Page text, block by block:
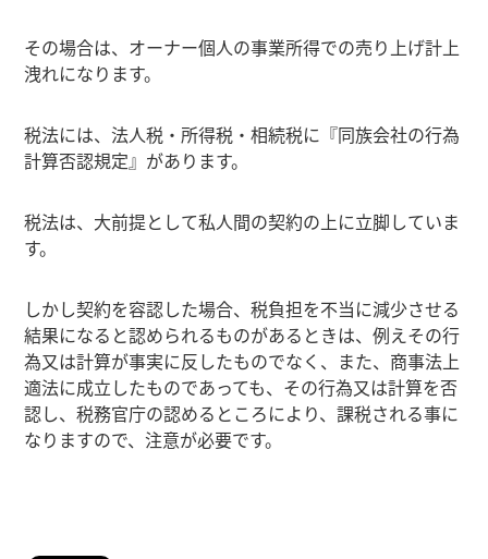
その場合は、オーナー個人の事業所得での売り上げ計上
洩れになります。
税法には、法人税・所得税・相続税に『同族会社の行為
計算否認規定』があります。
税法は、大前提として私人間の契約の上に立脚していま
す。
しかし契約を容認した場合、税負担を不当に減少させる
結果になると認められるものがあるときは、例えその行
為又は計算が事実に反したものでなく、また、商事法上
適法に成立したものであっても、その行為又は計算を否
認し、税務官庁の認めるところにより、課税される事に
なりますので、注意が必要です。